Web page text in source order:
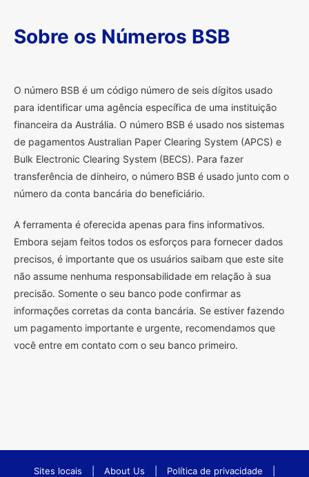
Sobre os Números BSB
O número BSB é um código número de seis dígitos usado
para identificar uma agência específica de uma instituição
financeira da Austrália. O número BSB é usado nos sistemas
de pagamentos Australian Paper Clearing System (APCS) e
Bulk Electronic Clearing System (BECS). Para fazer
transferência de dinheiro, o número BSB é usado junto com o
número da conta bancária do beneficiário.
A ferramenta é oferecida apenas para fins informativos.
Embora sejam feitos todos os esforços para fornecer dados
precisos, é importante que os usuários saibam que este site
não assume nenhuma responsabilidade em relação à sua
precisão. Somente o seu banco pode confirmar as
informações corretas da conta bancária. Se estiver fazendo
um pagamento importante e urgente, recomendamos que
você entre em contato com o seu banco primeiro.
Sites locais About Us Política de privacidade